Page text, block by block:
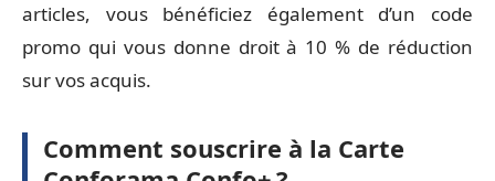
articles, vous bénéficiez également d’un code
promo qui vous donne droit à 10 % de réduction
sur vos acquis.
Comment souscrire à la Carte